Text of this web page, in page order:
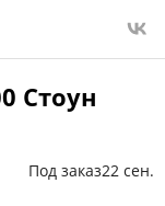
Стоун
Под заказ22 сен.